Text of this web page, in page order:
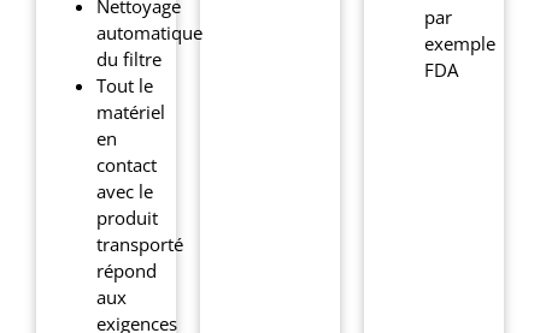
Nettoyage
automatique
du filtre
Tout le
matériel
en
contact
avec le
produit
transporté
répond
aux
exigences
par
exemple
FDA